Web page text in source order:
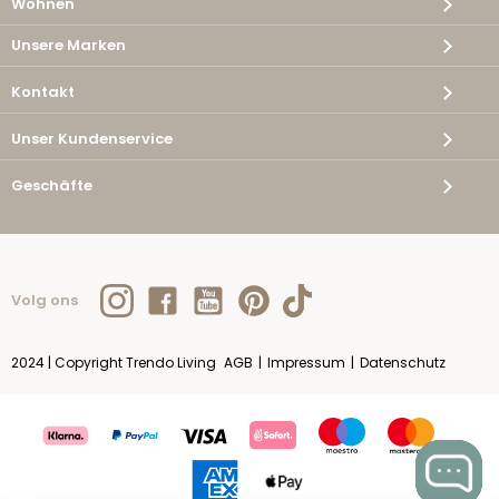
Unsere Marken
Kontakt
Unser Kundenservice
Geschäfte
Volg ons
2024 | Copyright Trendo Living AGB | Impressum | Datenschutz